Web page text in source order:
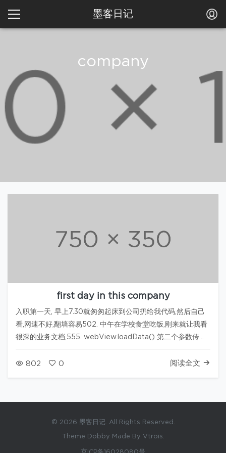
墨客日记
company
first day in this company
入职第一天, 早上7.30就匆匆起床到公司扔给我代码,然后自己
看,网速不好,翻墙容易502. 中午在学校食堂吃饭,刚来就让我看
很深的业务文档,555. webView.loadData() 第二个参数传
802 0 阅读全文
© 2026 墨客日记. All Rights Reserved.
Theme Dobby Made By Vtrois.